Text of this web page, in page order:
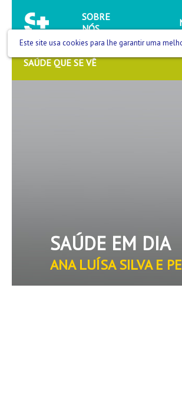
SOBRE
NÓS
SAÚDE QUE SE VÊ
SAÚDE EM DIA
ANA LUÍSA SILVA E
Este site usa cookies para lhe garantir uma